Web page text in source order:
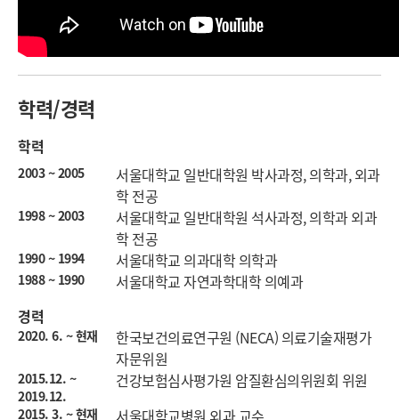
학력/경력
학력
2003 ~ 2005
서울대학교 일반대학원 박사과정, 의학과, 외과
학 전공
1998 ~ 2003
서울대학교 일반대학원 석사과정, 의학과 외과
학 전공
1990 ~ 1994 서울대학교 의과대학 의학과
1988 ~ 1990
서울대학교 자연과학대학 의예과
경력
2020. 6. ~ 현재
한국보건의료연구원 (NECA) 의료기술재평가
자문위원
2015.12. ~
2019.12.
건강보험심사평가원 암질환심의위원회 위원
2015. 3. ~ 현재 서울대학교병원 외과 교수